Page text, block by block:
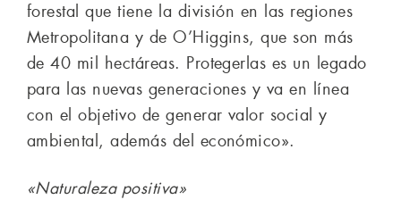
forestal que tiene la división en las regiones
Metropolitana y de O’Higgins, que son más
de 40 mil hectáreas. Protegerlas es un legado
para las nuevas generaciones y va en línea
con el objetivo de generar valor social y
ambiental, además del económico».
«Naturaleza positiva»